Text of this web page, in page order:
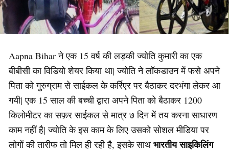
Aapna Bihar ने एक 15 वर्ष की लड़की ज्योति कुमारी का एक
बीबीसी का विडियो शेयर किया था| ज्योति ने लॉकडाउन में फसे अपने
पिता को गुरुग्राम से साईकल के कर्रिएर पर बैठाकर दरभंगा लेकर आ
गयी| एक 15 साल की बच्ची द्वारा अपने पिता को बैठाकर 1200
किलोमीटर का सफ़र साईकल से मात्र ७ दिन में तय करना साधारण
काम नहीं है| ज्योति के इस काम के लिए उसको सोशल मीडिया पर
लोगों की तारीफ तो मिल ही रही है, इसके साथ भारतीय साइकिलिंग